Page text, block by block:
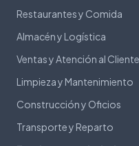
Restaurantes y Comida
Almacén y Logística
Ventas y Atención al Cliente
Limpieza y Mantenimiento
Construcción y Oficios
Transporte y Reparto